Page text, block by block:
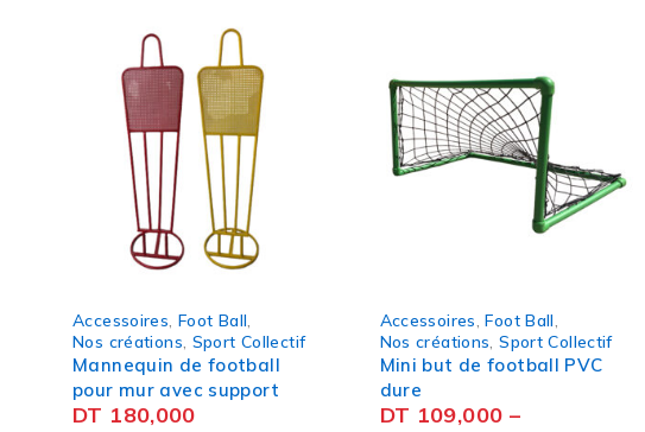
Accessoires Foot Ball
Nos créations Sport Collectif
Mannequin de football
pour mur avec support
DT 180,000
Accessoires ,Foot Ball
Nos créations ,Sport Collectif
Mini but de football PVC
dure
DT 109,000 –